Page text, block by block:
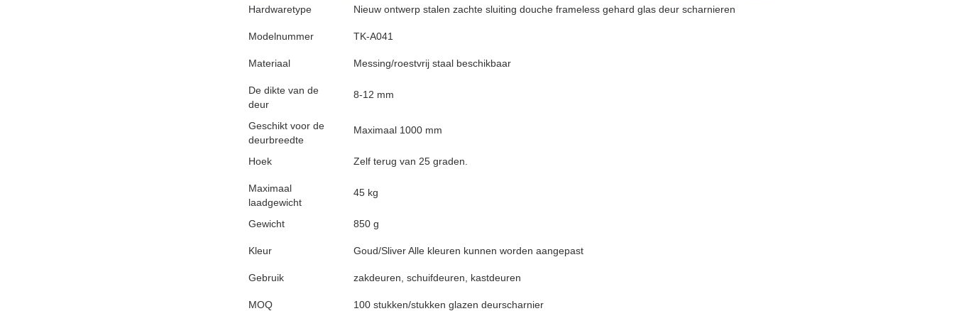
Hardwaretype Nieuw ontwerp stalen zachte sluiting douche frameless gehard glas deur scharnieren
Modelnummer TK-A041
Materiaal Messing/roestvrij staal beschikbaar
De dikte van de
deur
8-12 mm
Geschikt voor de
deurbreedte
Maximaal 1000 mm
Hoek Zelf terug van 25 graden.
Maximaal
laadgewicht
45 kg
Gewicht 850 g
Kleur Goud/Sliver Alle kleuren kunnen worden aangepast
Gebruik zakdeuren, schuifdeuren, kastdeuren
MOQ 100 stukken/stukken glazen deurscharnier